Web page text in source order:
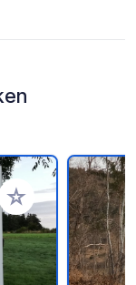
Zu Ihren Favoriten